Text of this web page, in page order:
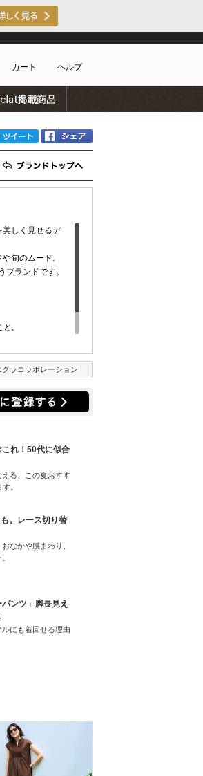
カート ヘルプ
お支払い方法について
キャンセルについて
返品・交換について
よくあるご質問
お問合せ
新規会員登録
に入りブランド登録
美しく見せるデ
旬のムード。
ランドです。
。
。
クラコラボレーション
れ！50代に似合
る、この夏おすす
。
。レース切り替
なかや腰まわり、
パンツ」脚長見え
にも着回せる理由